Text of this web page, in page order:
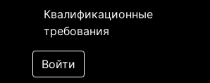
Квалификационные
требования
Войти
Закупка: Перевозка
г. Кентау (РК) -
Жетысуская обл.,
станция Шолькызыл
- г. Астана (РК)